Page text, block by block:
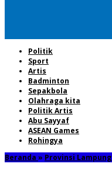
Politik
Sport
Artis
Badminton
Sepakbola
Olahraga kita
Politik Artis
Abu Sayyaf
ASEAN Games
Rohingya
Beranda » Provinsi Lampung